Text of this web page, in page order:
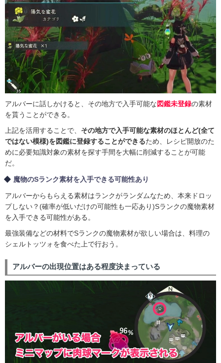
アルバーに話しかけると、その地方で入手可能な図鑑未登録の素材
を貰うことができる。
上記を活用することで、 その地方で入手可能な素材のほとんど(全て
ではない模様)を図鑑に登録することができるため、レシピ開放のた
めに必要知識対象の素材を探す手間を大幅に削減することが可能
だ。
魔物のSランク素材を入手できる可能性あり
アルバーからもらえる素材はランクがランダムなため、本来ドロッ
プしない？(確率が低いだけの可能性も一応あり)Sランクの魔物素材
を入手できる可能性がある。
最強装備などの材料でSランクの魔物素材が欲しい場合は、料理の
シェルトッツォを食べた上で行おう。
アルバーの出現位置はある程度決まっている